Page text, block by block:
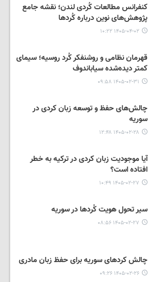
کنفرانس مطالعات کُردی لندن؛ نقشه جامع
پژوهش‌های نوین درباره کُردها
۱۴۰۵-۰۴-۰۲ ۱۰:۲۲
قهرمان نظامی و روشنفکر کُرد روسیه؛ سیمای
کمتر دیده‌شده سیاباندوف
۱۴۰۵-۰۲-۳۱ ۰۹:۵۸
چالش‌های حفظ و توسعه زبان کردی در
سوریه
۱۴۰۵-۰۲-۲۸ ۱۲:۴۸
آیا موجودیت زبان کردی در ترکیه به خطر
افتاده است؟
۱۴۰۵-۰۲-۲۷ ۱۰:۴۹
سیر تحول هویت کُردها در سوریه
۱۴۰۵-۰۲-۲۷ ۰۸:۵۶
چالش کردهای سوریه برای حفظ زبان مادری
۱۴۰۵-۰۲-۲۶ ۰۹:۲۶